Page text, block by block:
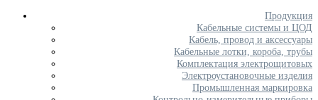
Продукция
Кабельные системы и ЦОД
Кабель, провод и аксессуары
Кабельные лотки, короба, трубы
Комплектация электрощитовых
Электроустановочные изделия
Промышленная маркировка